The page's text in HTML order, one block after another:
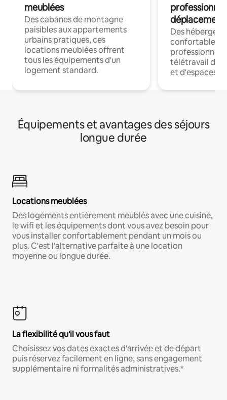
meublées
Des cabanes de montagne
paisibles aux appartements
urbains pratiques, ces
locations meublées offrent
tous les équipements d'un
logement standard.
déplacement
Des
confortables
professionnels
télétravail
et d'espaces
Équipements et avantages des séjours
longue durée
Locations meublées
Des logements entièrement meublés avec une cuisine,
le wifi et les équipements dont vous avez besoin pour
vous installer confortablement pendant un mois ou
plus. C'est l'alternative parfaite à une location
moyenne ou longue durée.
La flexibilité qu'il vous faut
Choisissez vos dates exactes d'arrivée et de départ
puis réservez facilement en ligne, sans engagement
supplémentaire ni formalités administratives.*